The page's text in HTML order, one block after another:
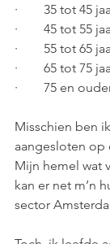
·        35 tot 45
·        45 tot 55
·        55 tot 65
·        65 tot 75
·        75 en
Misschien ben
aangesloten op
Mijn hemel wat
kan er net m’n
sector